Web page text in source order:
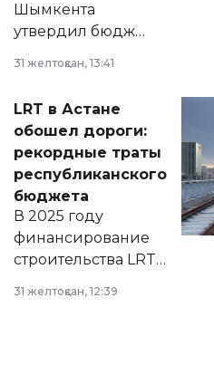
Шымкента
утвердил бюджет
2028 годы.
документ
появился в базе
нормативных
правовых актов и
на сайте маслихат
города.
31 желтоқсан, 13:41
LRT в Астане
обошел дороги:
рекордные траты
республиканского
бюджета
В 2025 году
финансирование
строительства LRT
республиканского
31 желтоқсан, 12:39